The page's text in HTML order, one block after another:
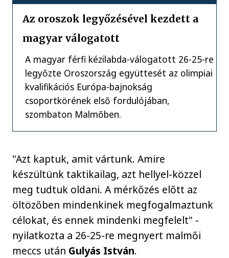
Az oroszok legyőzésével kezdett a
magyar válogatott
A magyar férfi kézilabda-válogatott 26-25-re
legyőzte Oroszország együttesét az olimpiai
kvalifikációs Európa-bajnokság
csoportkörének első fordulójában,
szombaton Malmőben.
"Azt kaptuk, amit vártunk. Amire
készültünk taktikailag, azt hellyel-közzel
meg tudtuk oldani. A mérkőzés előtt az
öltözőben mindenkinek megfogalmaztunk
célokat, és ennek mindenki megfelelt" -
nyilatkozta a 26-25-re megnyert malmői
meccs után Gulyás István.